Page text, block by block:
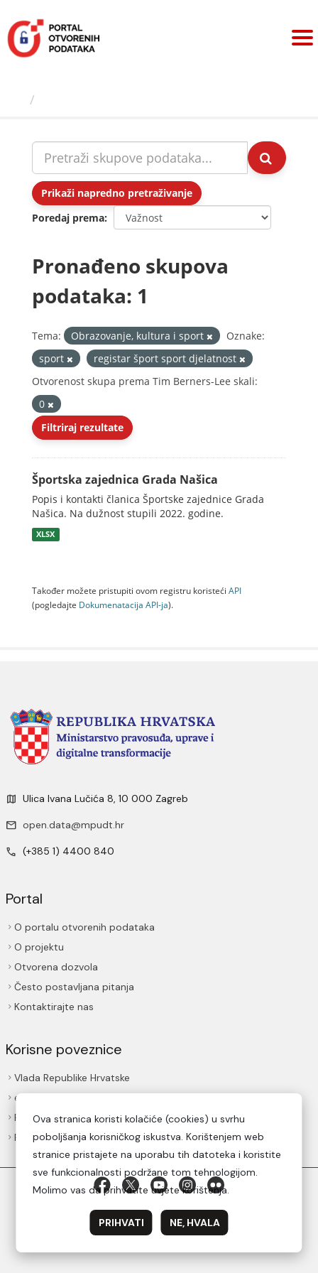
sadržaj
Prikaži napredno pretraživanje
Poredaj prema
Pronađeno skupova
podataka: 1
Tema: Obrazovanje, kultura i sport
Oznake:
sport
registar šport sport djelatnost
Otvorenost skupa prema Tim Berners-Lee skali:
0
Filtriraj rezultate
Športska zajednica Grada Našica
Popis i kontakti članica Športske zajednice Grada
Našica. Na dužnost stupili 2022. godine.
XLSX
Također možete pristupiti ovom registru koristeći API
(pogledajte Dokumenаtаcijа API-jа).